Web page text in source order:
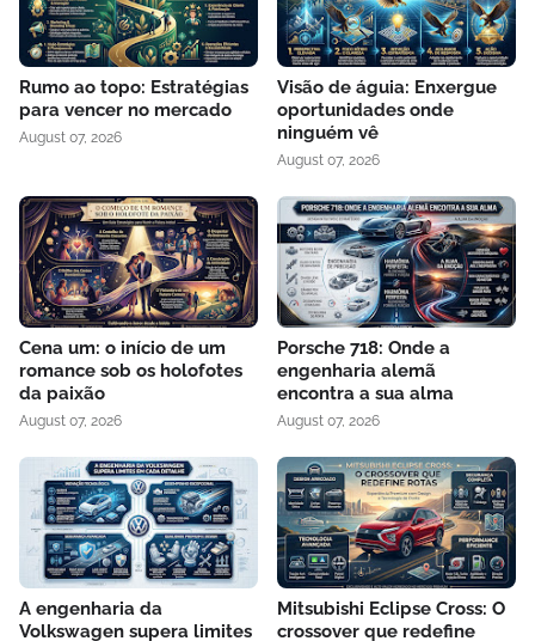
Rumo ao topo: Estratégias
para vencer no mercado
August 07, 2026
Visão de águia: Enxergue
oportunidades onde
ninguém vê
August 07, 2026
Cena um: o início de um
romance sob os holofotes
da paixão
August 07, 2026
Porsche 718: Onde a
engenharia alemã
encontra a sua alma
August 07, 2026
A engenharia da
Volkswagen supera limites
Mitsubishi Eclipse Cross: O
crossover que redefine